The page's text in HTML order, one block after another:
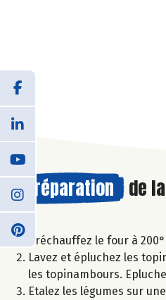
Préparation de la
Préchauffez le four à
Lavez et épluchez les
les topinambours.
Etalez les légumes sur